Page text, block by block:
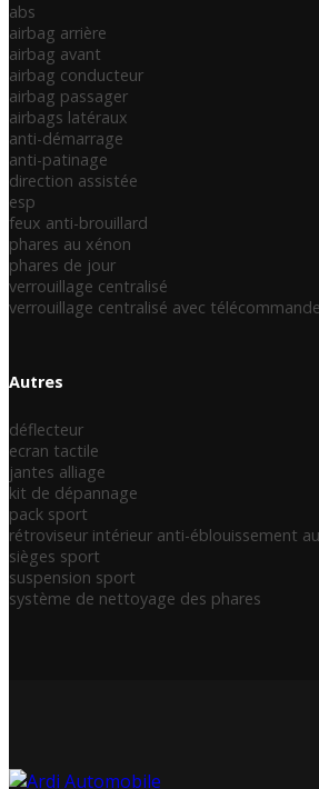
abs
airbag arrière
airbag avant
airbag conducteur
airbag passager
airbags latéraux
anti-démarrage
anti-patinage
direction assistée
esp
feux anti-brouillard
phares au xénon
phares de jour
verrouillage centralisé
verrouillage centralisé avec télécommande
Autres
déflecteur
ecran tactile
jantes alliage
kit de dépannage
pack sport
rétroviseur intérieur anti-éblouissement
sièges sport
suspension sport
système de nettoyage des phares